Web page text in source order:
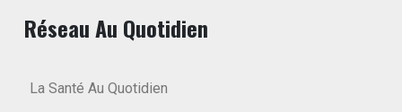
Réseau Au Quotidien
La Santé Au Quotidien